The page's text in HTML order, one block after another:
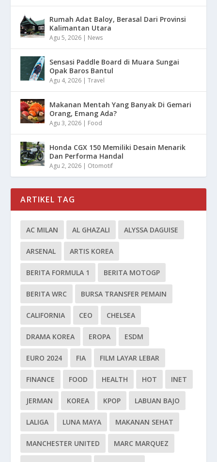
Rumah Adat Baloy, Berasal Dari Provinsi
Kalimantan Utara
Agu 5, 2026 | News
Sensasi Paddle Board di Muara Sungai
Opak Baros Bantul
Agu 4, 2026 |Travel
Makanan Mentah Yang Banyak Di Gemari
Orang, Emang Ada?
Agu 3, 2026 | Food
Honda CGX 150 Memiliki Desain Menarik
Dan Performa Handal
Agu 2, 2026 | Otomotif
ARTIKEL TAG
AC MILAN AL GHAZALI ALYSSA DAGUISE
ARSENAL ARTIS KOREA
BERITA FORMULA 1 BERITA MOTOGP
BERITA WRC BURSA TRANSFER PEMAIN
CALIFORNIA CEO CHELSEA
DRAMA KOREA EROPA ESDM
EURO 2024 FIA FILM LAYAR LEBAR
FINANCE FOOD HEALTH HOT INET
JERMAN KOREA KPOP LABUAN BAJO
LALIGA LUNA MAYA MAKANAN SEHAT
MANCHESTER UNITED MARC MARQUEZ